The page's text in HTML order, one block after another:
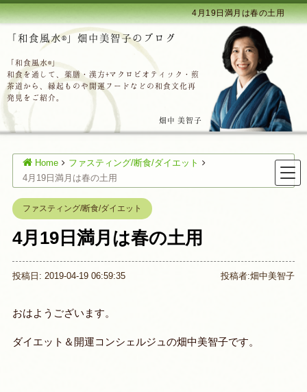
4月19日満月は春の土用
「和食風水®」畑中美智子のブログ
「和食風水®」
和食を通して、薬膳・漢方+マクロビオティック・煎
茶道から、縁起ものや開運フードなどの和食文化再
発見をご紹介。
畑中 美智子
Home
ファスティング/断食/ダイエット
4月19日満月は春の土用
ファスティング/断食/ダイエット
4月19日満月は春の土用
投稿日: 2019-04-19 06:59:35 投稿者:畑中美智子
おはようございます。
ダイエット＆開運コンシェルジュの畑中美智子です。